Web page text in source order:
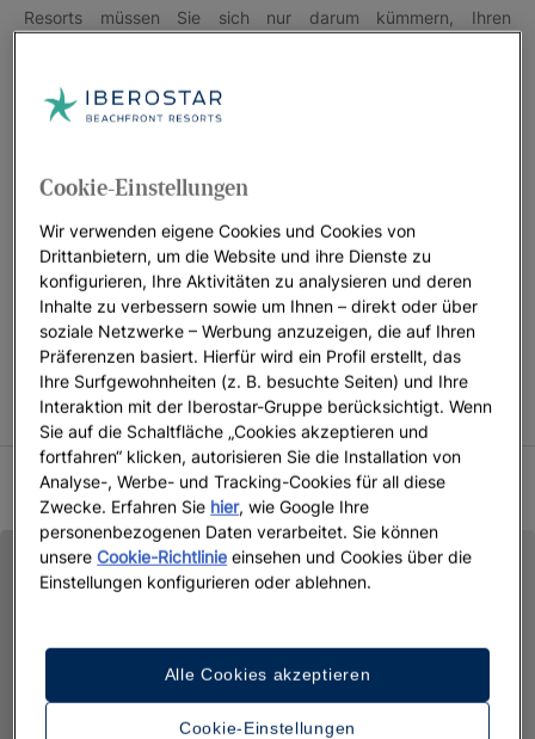
Resorts müssen Sie sich nur darum kümmern, Ihren
Machen Sie sich bereit und entdecken Sie alle unsere
Familienhotels in direkter Strandlage sowie alle von uns
BEDINGUNGEN DER KINDER-ÜBERNACHTEN-KOSTENLOS-
AKTION Kinder in Begleitung von 2 Erwachsenen übernachten
kostenlos, nur in ausgewählten Zimmern. Die Aktion ist
abhängig von der Verfügbarkeit an den angegebenen
Terminen. Iberostar behält sich das Recht vor, die Aktion ganz
oder teilweise zu ändern oder zu stornieren.
BEDINGUNGEN SOMMER 2026
Cookie-Einstellungen
Wir verwenden eigene Cookies und Cookies von
Drittanbietern, um die Website und ihre Dienste zu
konfigurieren, Ihre Aktivitäten zu analysieren und deren
Inhalte zu verbessern sowie um Ihnen – direkt oder über
soziale Netzwerke – Werbung anzuzeigen, die auf Ihren
Präferenzen basiert. Hierfür wird ein Profil erstellt, das
Ihre Surfgewohnheiten (z. B. besuchte Seiten) und Ihre
Interaktion mit der Iberostar-Gruppe berücksichtigt. Wenn
Sie auf die Schaltfläche „Cookies akzeptieren und
fortfahren“ klicken, autorisieren Sie die Installation von
Analyse-, Werbe- und Tracking-Cookies für all diese
Zwecke. Erfahren Sie hier, wie Google Ihre
personenbezogenen Daten verarbeitet. Sie können
unsereCookie-Richtlinie einsehen und Cookies über die
Einstellungen konfigurieren oder ablehnen.
Cookie-Einstellungen
Alle Cookies akzeptieren